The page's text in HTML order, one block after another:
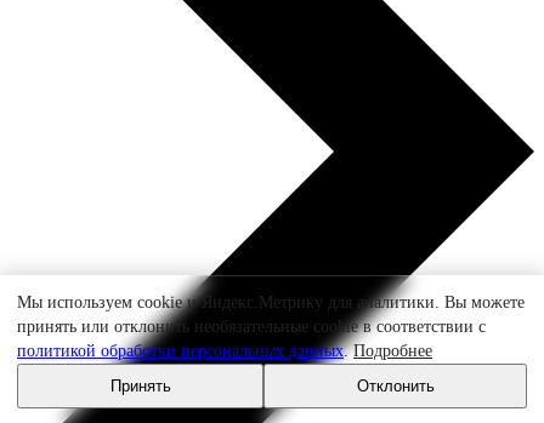
Мы используем cookie и Яндекс.Метрику для аналитики. Вы можете
принять или отклонить необязательные cookie в соответствии с
политикой обработки персональных данных.Подробнее
Принять
Отклонить